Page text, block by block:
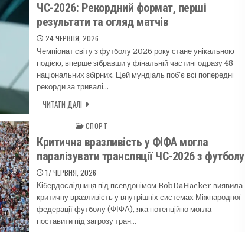
ЧС-2026: Рекордний формат, перші
результати та огляд матчів
24 ЧЕРВНЯ, 2026
Чемпіонат світу з футболу 2026 року стане унікальною
подією, вперше зібравши у фінальній частині одразу 48
національних збірних. Цей мундіаль поб’є всі попередні
рекорди за тривалі…
ЧИТАТИ ДАЛІ
СПОРТ
Критична вразливість у ФІФА могла
паралізувати трансляції ЧС-2026 з футболу
17 ЧЕРВНЯ, 2026
Кібердослідниця під псевдонімом BobDaHacker виявила
критичну вразливість у внутрішніх системах Міжнародної
федерації футболу (ФІФА), яка потенційно могла
поставити під загрозу тран…